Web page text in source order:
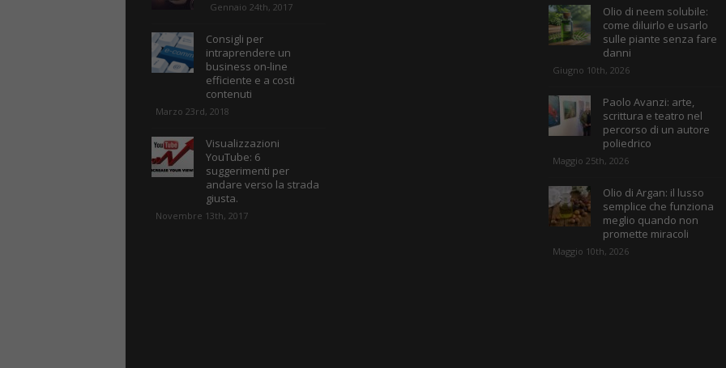
Gennaio 24th, 2017
Consigli per
intraprendere un
business on-line
efficiente e a costi
contenuti
Marzo 23rd, 2018
Visualizzazioni
YouTube: 6
suggerimenti per
andare verso la strada
giusta.
Novembre 13th, 2017
Olio di neem solubile:
come diluirlo e usarlo
sulle piante senza fare
danni
Giugno 10th, 2026
Paolo Avanzi: arte,
scrittura e teatro nel
percorso di un autore
poliedrico
Maggio 25th, 2026
Olio di Argan: il lusso
semplice che funziona
meglio quando non
promette miracoli
Maggio 10th, 2026